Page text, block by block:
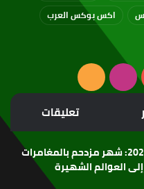
اكس بوكس العرب
‫YouTubeانستقرامملخص
الموقع
RSS
تعليقات
ألعاب أغسطس 2026: شهر مزدحم بالمغامرات
العوالم الشهيرة